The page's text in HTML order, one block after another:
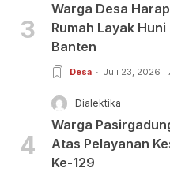
3
Warga Desa
Rumah Layak
Banten
Desa Juli 23, 2026 |
4
Dialektika
Warga
Atas Pelayanan
Ke-129